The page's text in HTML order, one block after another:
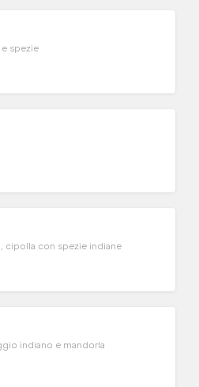
spezie
cipolla con spezie indiane
indiano e mandorla